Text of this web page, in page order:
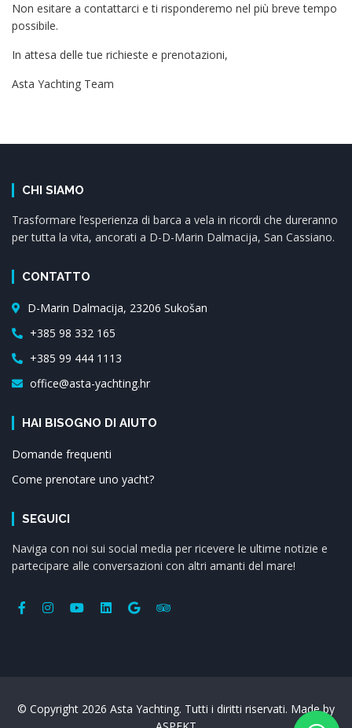
Non esitare a contattarci e ti risponderemo nel più breve tempo
possibile.
In attesa delle tue richieste e prenotazioni,
Asta Yachting Team
CHI SIAMO
Trasformare l’esperienza di barca a vela in ricordi che dureranno
per tutta la vita, ancorati a D-D-Marin Dalmacija, San Cassiano.
CONTATTO
D-Marin Dalmacija, 23206 Sukošan
+385 98 332 165
+385 99 444 1113
office@asta-yachting.hr
HAI BISOGNO DI AIUTO
Domande frequenti
Come prenotare uno yacht?
SEGUICI
Naviga con noi sui social media per ricevere le ultime notizie e
partecipare alle conversazioni con altri amanti del mare!
© Copyright 2026 Asta Yachting. Tutti i diritti riservati. Made by